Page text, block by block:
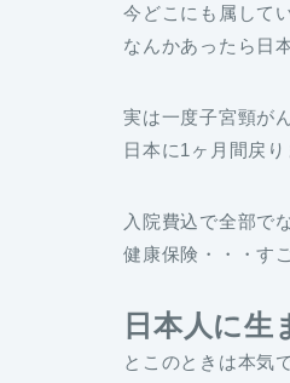
今どこにも属して
なんかあったら日
実は一度子宮頸が
日本に1ヶ月間戻り
入院費込で全部で
健康保険・・・す
日本人に生
とこのときは本気